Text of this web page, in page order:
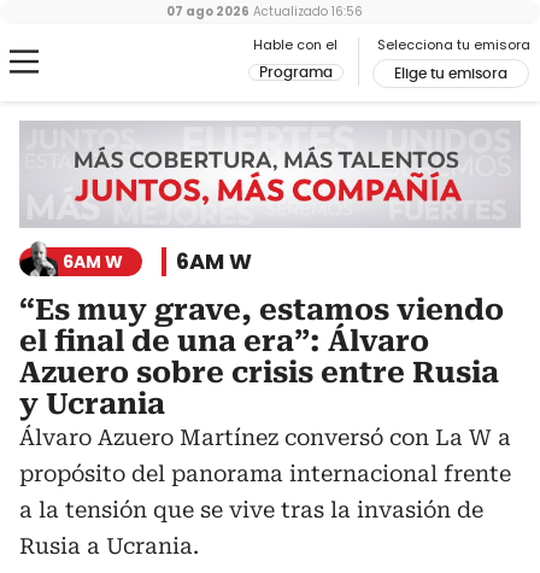
Hable con el
Programa
Selecciona tu emisora
Elige tu emisora
07 ago 2026 Actualizado 16:56
6AM W 6AM W
“Es muy grave, estamos viendo
el final de una era”: Álvaro
Azuero sobre crisis entre Rusia
y Ucrania
Álvaro Azuero Martínez conversó con La W a
propósito del panorama internacional frente
a la tensión que se vive tras la invasión de
Rusia a Ucrania.